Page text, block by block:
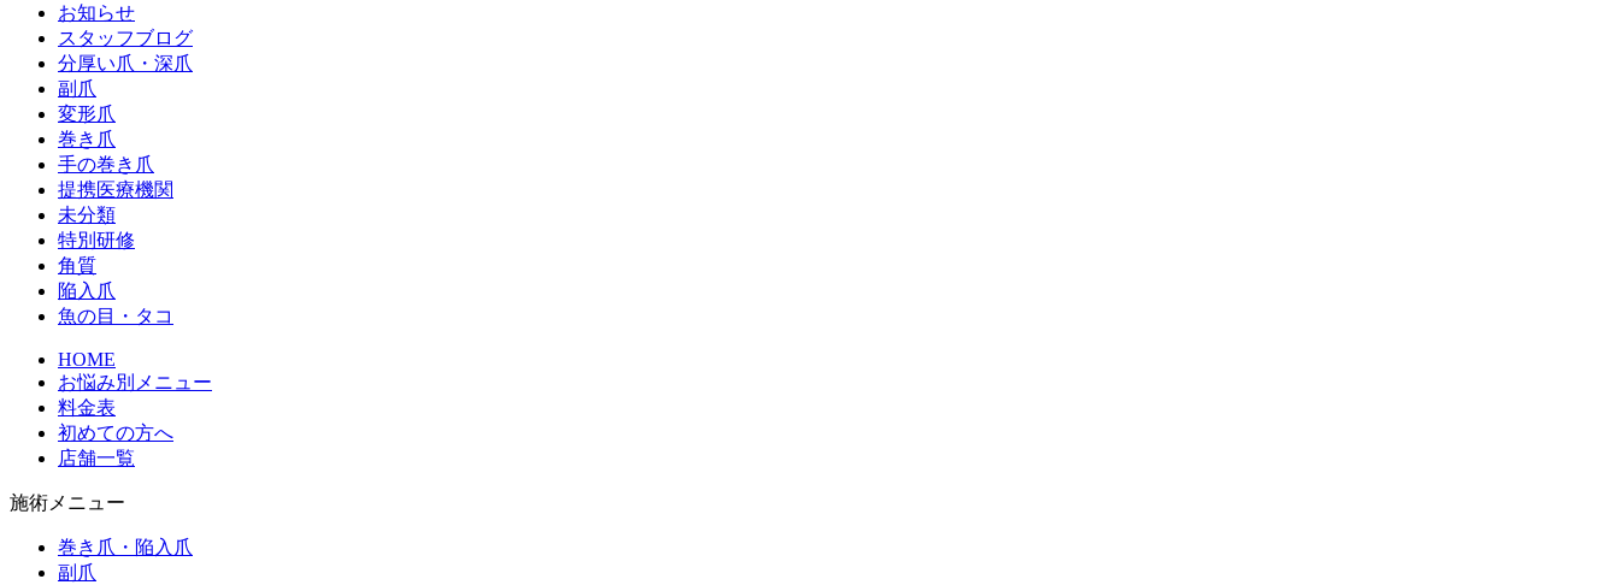
お知らせ
スタッフブログ
分厚い爪・深爪
副爪
変形爪
巻き爪
手の巻き爪
提携医療機関
未分類
特別研修
角質
陥入爪
魚の目・タコ
HOME
お悩み別メニュー
料金表
初めての方へ
店舗一覧
施術メニュー
巻き爪・陥入爪
副爪